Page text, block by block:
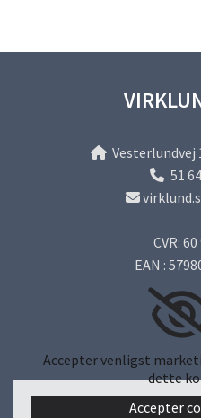
Vesterlundvej
 51

CVR:
EAN :
Accepter venligst
dette
Accepter